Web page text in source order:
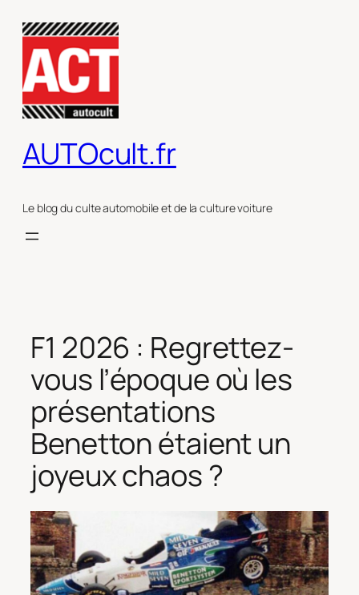
contenu
AUTOcult.fr
Le blog du culte automobile et de la culture voiture
F1 2026 : Regrettez-
vous l’époque où les
présentations
Benetton étaient un
joyeux chaos ?